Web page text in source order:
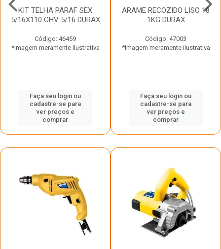
KIT TELHA PARAF SEX
5/16X110 CHV 5/16 DURAX
Código: 46459
*Imagem meramente ilustrativa
Faça seu login ou
cadastre-se para
ver preços e
comprar
ARAME RECOZIDO LISO 18
1KG DURAX
Código: 47003
*Imagem meramente ilustrativa
Faça seu login ou
cadastre-se para
ver preços e
comprar